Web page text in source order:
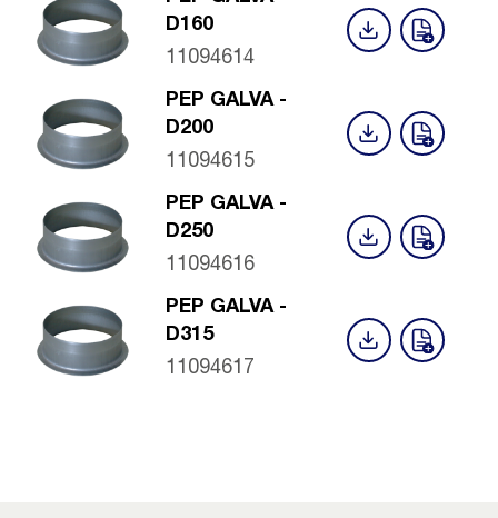
D160
11094614
PEP GALVA -
D200
11094615
PEP GALVA -
D250
11094616
PEP GALVA -
D315
11094617